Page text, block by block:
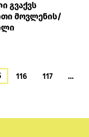
გვაქვს
მოვლენის/
116 117
…